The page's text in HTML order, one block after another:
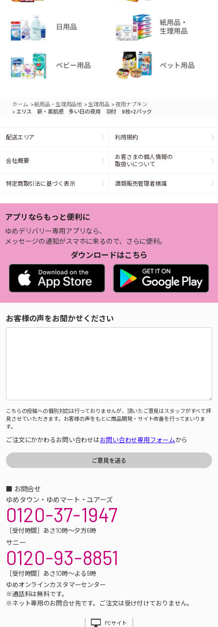
ホーム >紙用品・生理用品他 > 生理用品 >夜用ナプキン
> エリス 新・素肌感 多い日の夜用 羽付 9枚×2パック
配送エリア 利用規約
会社概要
お客さまの個人情報の
取扱いについて
特定商取引法に基づく表示 酒類販売管理者標識
アプリならもっと便利に
ゆめデリバリー専用アプリなら、
メッセージの通知がスマホに来るので、さらに便利。
ダウンロードはこちら
お客様の声をお聞かせください
こちらの投稿への個別対応は行っておりませんが、頂いたご意見はスタッフがすべて拝
見させていただきます。お客様の声をもとに商品開発・サイト改善を行ってまいりま
す。
ご注文にかかわるお問い合わせはお問い合わせ専用フォームから
■ お問合せ
ゆめタウン・ゆめマート・ユアーズ
0120-37-1947
［受付時間］あさ10時～夕方6時
サニー
0120-93-8851
［受付時間］あさ10時～よる9時
ゆめオンラインカスタマーセンター
※通話料は無料です。
※ネット専用のお問合せ先です。ご注文は受け付けておりません。
PCサイト